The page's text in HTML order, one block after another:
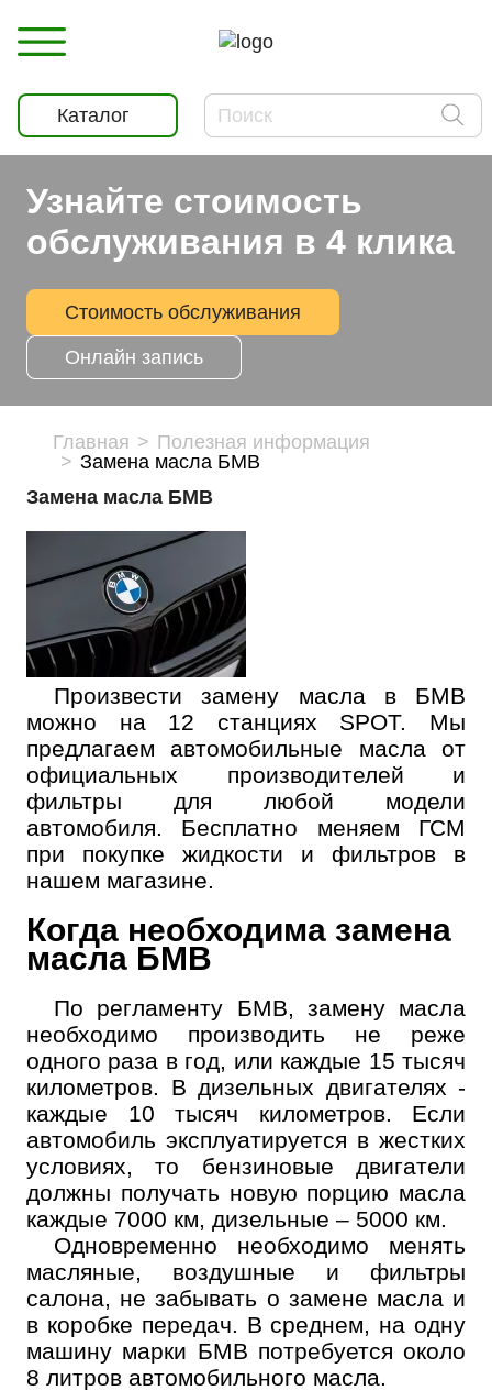
Каталог
Узнайте стоимость
обслуживания в 4 клика
Стоимость обслуживания
Онлайн запись
Главная
Полезная информация
Замена масла БМВ
Замена масла БМВ
Произвести замену масла в БМВ
можно на 12 станциях SPOT. Мы
предлагаем автомобильные масла от
официальных производителей и
фильтры для любой модели
автомобиля. Бесплатно меняем ГСМ
при покупке жидкости и фильтров в
нашем магазине.
Когда необходима замена
масла БМВ
По регламенту БМВ, замену масла
необходимо производить не реже
одного раза в год, или каждые 15 тысяч
километров. В дизельных двигателях -
каждые 10 тысяч километров. Если
автомобиль эксплуатируется в жестких
условиях, то бензиновые двигатели
должны получать новую порцию масла
каждые 7000 км, дизельные – 5000 км.
Одновременно необходимо менять
масляные, воздушные и фильтры
салона, не забывать о замене масла и
в коробке передач. В среднем, на одну
машину марки БМВ потребуется около
8 литров автомобильного масла.